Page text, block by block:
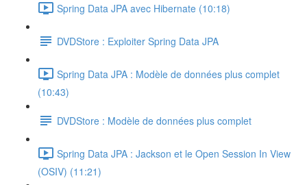
Spring Data JPA avec Hibernate (10:18)
DVDStore : Exploiter Spring Data JPA
Spring Data JPA : Modèle de données plus complet
(10:43)
DVDStore : Modèle de données plus complet
Spring Data JPA : Jackson et le Open Session In View
(OSIV) (11:21)